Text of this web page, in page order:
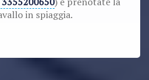
in spiaggia.